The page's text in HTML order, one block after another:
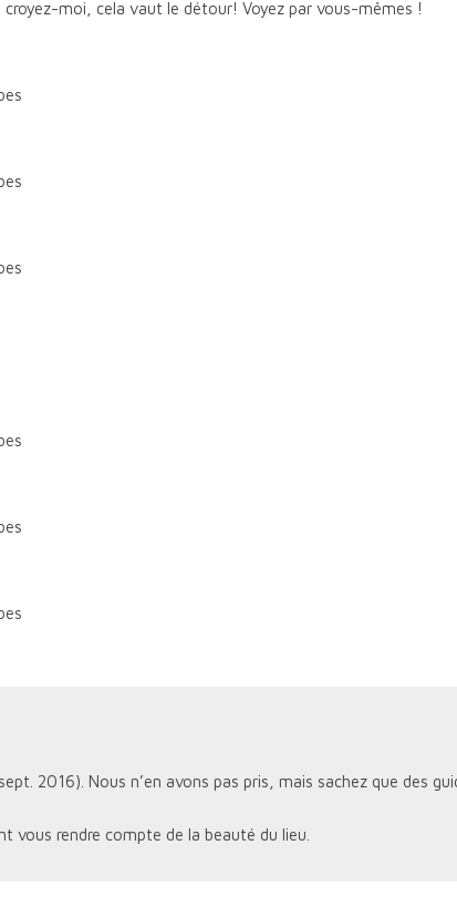
moi, cela vaut le détour! Voyez par vous-mêmes !
2016). Nous n’en avons pas pris, mais sachez que des
vous rendre compte de la beauté du lieu.